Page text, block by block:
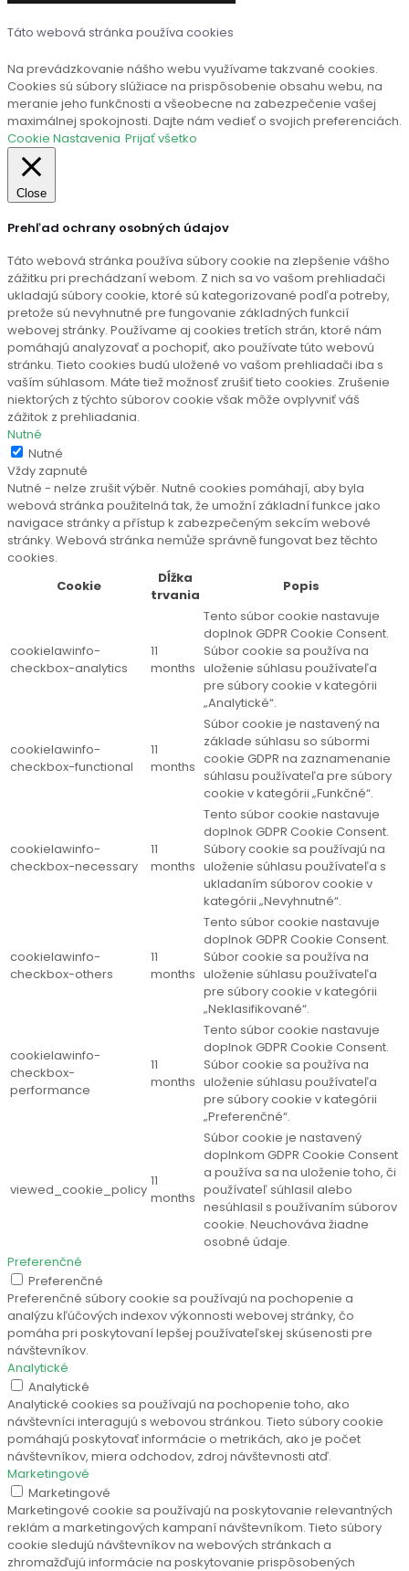
Táto webová stránka používa cookies
Na prevádzkovanie nášho webu využívame takzvané cookies.
Cookies sú súbory slúžiace na prispôsobenie obsahu webu, na
meranie jeho funkčnosti a všeobecne na zabezpečenie vašej
maximálnej spokojnosti. Dajte nám vedieť o svojich preferenciách.
Cookie Nastavenia Prijať všetko
Close
Prehľad ochrany osobných údajov
Táto webová stránka používa súbory cookie na zlepšenie vášho
zážitku pri prechádzaní webom. Z nich sa vo vašom prehliadači
ukladajú súbory cookie, ktoré sú kategorizované podľa potreby,
pretože sú nevyhnutné pre fungovanie základných funkcií
webovej stránky. Používame aj cookies tretích strán, ktoré nám
pomáhajú analyzovať a pochopiť, ako používate túto webovú
stránku. Tieto cookies budú uložené vo vašom prehliadači iba s
vaším súhlasom. Máte tiež možnosť zrušiť tieto cookies. Zrušenie
niektorých z týchto súborov cookie však môže ovplyvniť váš
zážitok z prehliadania.
Nutné
Nutné
Vždy zapnuté
Nutné - nelze zrušit výběr. Nutné cookies pomáhají, aby byla
webová stránka použitelná tak, že umožní základní funkce jako
navigace stránky a přístup k zabezpečeným sekcím webové
stránky. Webová stránka nemůže správně fungovat bez těchto
cookies.
Cookie
Dĺžka
trvania
Popis
cookielawinfo-
checkbox-analytics
11
months
Tento súbor cookie nastavuje
doplnok GDPR Cookie Consent.
Súbor cookie sa používa na
uloženie súhlasu používateľa
pre súbory cookie v kategórii
„Analytické“.
cookielawinfo-
checkbox-functional
11
months
Súbor cookie je nastavený na
základe súhlasu so súbormi
cookie GDPR na zaznamenanie
súhlasu používateľa pre súbory
cookie v kategórii „Funkčné“.
cookielawinfo-
checkbox-necessary
11
months
Tento súbor cookie nastavuje
doplnok GDPR Cookie Consent.
Súbory cookie sa používajú na
uloženie súhlasu používateľa s
ukladaním súborov cookie v
kategórii „Nevyhnutné“.
cookielawinfo-
checkbox-others
11
months
Tento súbor cookie nastavuje
doplnok GDPR Cookie Consent.
Súbor cookie sa používa na
uloženie súhlasu používateľa
pre súbory cookie v kategórii
„Neklasifikované“.
cookielawinfo-
checkbox-
performance
11
months
Tento súbor cookie nastavuje
doplnok GDPR Cookie Consent.
Súbor cookie sa používa na
uloženie súhlasu používateľa
pre súbory cookie v kategórii
„Preferenčné“.
viewed_cookie_policy
11
months
Súbor cookie je nastavený
doplnkom GDPR Cookie Consent
a používa sa na uloženie toho, či
používateľ súhlasil alebo
nesúhlasil s používaním súborov
cookie. Neuchováva žiadne
osobné údaje.
Preferenčné
Preferenčné
Preferenčné súbory cookie sa používajú na pochopenie a
analýzu kľúčových indexov výkonnosti webovej stránky, čo
pomáha pri poskytovaní lepšej používateľskej skúsenosti pre
návštevníkov.
Analytické
Analytické
Analytické cookies sa používajú na pochopenie toho, ako
návštevníci interagujú s webovou stránkou. Tieto súbory cookie
pomáhajú poskytovať informácie o metrikách, ako je počet
návštevníkov, miera odchodov, zdroj návštevnosti atď.
Marketingové
Marketingové
Marketingové cookie sa používajú na poskytovanie relevantných
reklám a marketingových kampaní návštevníkom. Tieto súbory
cookie sledujú návštevníkov na webových stránkach a
zhromažďujú informácie na poskytovanie prispôsobených